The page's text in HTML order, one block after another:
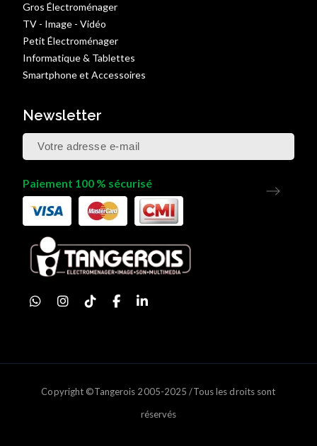
Gros Électroménager
TV - Image - Vidéo
Petit Électroménager
Informatique & Tablettes
Smartphone et Accessoires
Newsletter
Paiement 100 % sécurisé
Copyright ©Tangerois 2005-2025 /Tous les droits sont
réservés